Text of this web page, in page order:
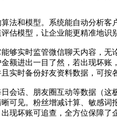
法和模型。系统能自动分析
估模型，让企业能更精准地
够实时监管微信聊天内容，
额进出一目了然，若出现坏
实时备份好友资料数据，可按
会话、朋友圈互动等数据（
可见。粉丝增减计算、敏感
现坏账可追查，全方位保障了